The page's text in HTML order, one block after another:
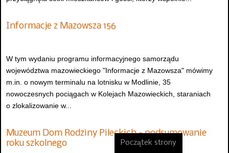
Informacje z Mazowsza 156
W tym wydaniu programu informacyjnego samorządu
województwa mazowieckiego "Informacje z Mazowsza" mówimy
m.in. o nowym terminalu na lotnisku w Modlinie, 35
nowoczesnych pociągach w Kolejach Mazowieckich, staraniach
o zlokalizowanie w...
Muzeum Dom Rodziny Pileckich - podsumowanie
roku szkolnego
Początek strony